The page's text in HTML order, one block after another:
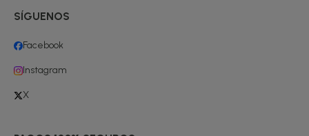
SÍGUENOS
Facebook
Instagram
X